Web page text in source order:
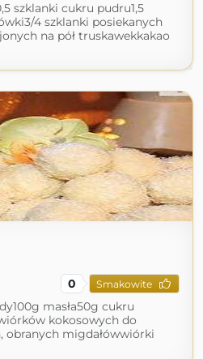
szklanki cukru pudru1,5
4 szklanki posiekanych
na pół truskawekkakao
0 Smakowite
masła50g cukru
kokosowych do
obranych migdałówwiórki